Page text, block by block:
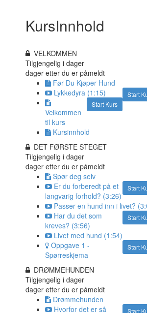
KursInnhold
VELKOMMEN
Tilgjengelig idager
dager etter du er påmeldt
Før Du Kjøper Hund
Start
Lykkedyra (1:15)
Start Kurs
Velkommen
til kurs
Kursinnhold
DET FØRSTE STEGET
Tilgjengelig idager
dager etter du er påmeldt
Spør deg selv
Start
Er du forberedt på et
langvarig forhold? (3:26)
Passer en hund inn i livet?
Start
Har du det som
kreves? (3:56)
Livet med hund (1:54)
Start
Oppgave 1 -
Spørreskjema
DRØMMEHUNDEN
Tilgjengelig idager
dager etter du er påmeldt
Drømmehunden
Start
Hvorfor det er så